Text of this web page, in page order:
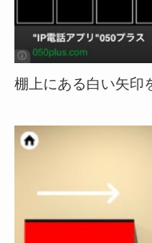
棚上にある白い矢印